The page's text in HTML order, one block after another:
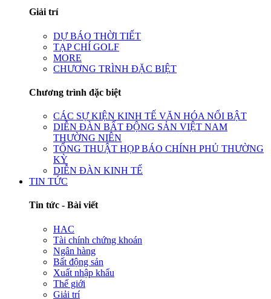
Giải trí
DỰ BÁO THỜI TIẾT
TẠP CHÍ GOLF
MORE
CHƯƠNG TRÌNH ĐẶC BIỆT
Chương trình đặc biệt
CÁC SỰ KIỆN KINH TẾ VĂN HÓA NỔI BẬT
DIỄN ĐÀN BẤT ĐỘNG SẢN VIỆT NAM
THƯỜNG NIÊN
TỔNG THUẬT HỌP BÁO CHÍNH PHỦ THƯỜNG
KỲ
DIỄN ĐÀN KINH TẾ
TIN TỨC
Tin tức - Bài viết
HAC
Tài chính chứng khoán
Ngân hàng
Bất động sản
Xuất nhập khẩu
Thế giới
Giải trí